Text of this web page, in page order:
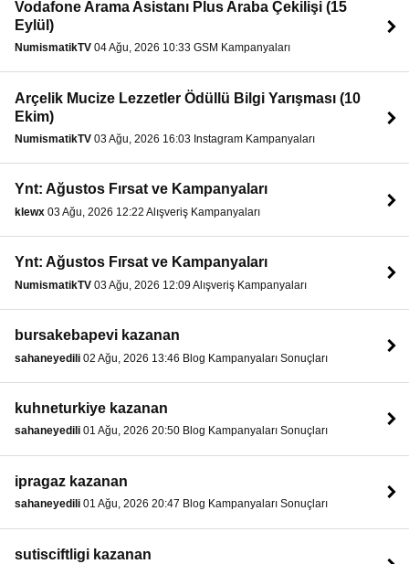
Vodafone Arama Asistanı Plus Araba Çekilişi (15
Eylül)
NumismatikTV 04 Ağu, 2026 10:33 GSM Kampanyaları
Arçelik Mucize Lezzetler Ödüllü Bilgi Yarışması (10
Ekim)
NumismatikTV 03 Ağu, 2026 16:03 Instagram Kampanyaları
Ynt: Ağustos Fırsat ve Kampanyaları
klewx 03 Ağu, 2026 12:22 Alışveriş Kampanyaları
Ynt: Ağustos Fırsat ve Kampanyaları
NumismatikTV 03 Ağu, 2026 12:09 Alışveriş Kampanyaları
bursakebapevi kazanan
sahaneyedili 02 Ağu, 2026 13:46 Blog Kampanyaları Sonuçları
kuhneturkiye kazanan
sahaneyedili 01 Ağu, 2026 20:50 Blog Kampanyaları Sonuçları
ipragaz kazanan
sahaneyedili 01 Ağu, 2026 20:47 Blog Kampanyaları Sonuçları
sutisciftligi kazanan